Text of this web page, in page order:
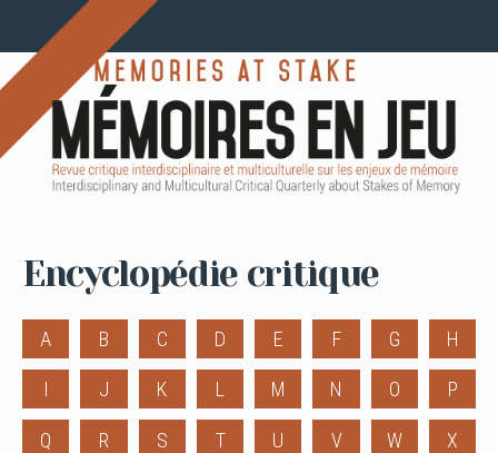
Encyclopédie critique
A B C D E F G H
I J K L M N O P
Q R S T U V W X